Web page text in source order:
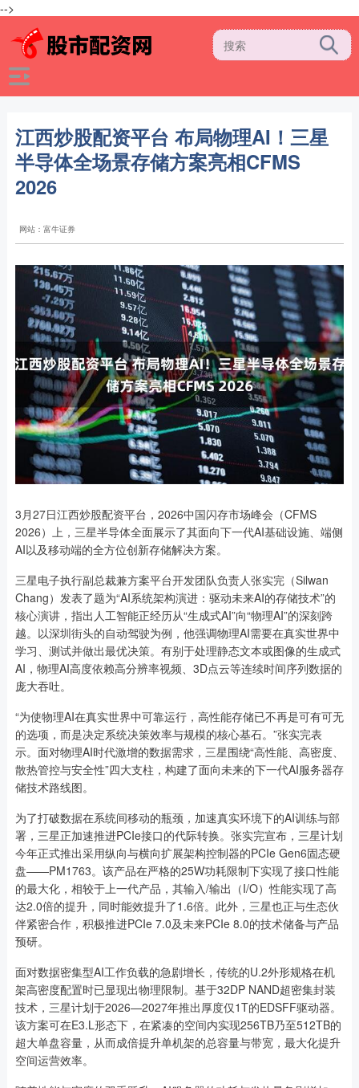
-->
江西炒股配资平台 布局物理AI！三星
半导体全场景存储方案亮相CFMS
2026
网站：富牛证券
3月27日江西炒股配资平台，2026中国闪存市场峰会（CFMS
2026）上，三星半导体全面展示了其面向下一代AI基础设施、端侧
AI以及移动端的全方位创新存储解决方案。
三星电子执行副总裁兼方案平台开发团队负责人张实完（Silwan
Chang）发表了题为“AI系统架构演进：驱动未来AI的存储技术”的
核心演讲，指出人工智能正经历从“生成式AI”向“物理AI”的深刻跨
越。以深圳街头的自动驾驶为例，他强调物理AI需要在真实世界中
学习、测试并做出最优决策。有别于处理静态文本或图像的生成式
AI，物理AI高度依赖高分辨率视频、3D点云等连续时间序列数据的
庞大吞吐。
“为使物理AI在真实世界中可靠运行，高性能存储已不再是可有可无
的选项，而是决定系统决策效率与规模的核心基石。”张实完表
示。面对物理AI时代激增的数据需求，三星围绕“高性能、高密度、
散热管控与安全性”四大支柱，构建了面向未来的下一代AI服务器存
储技术路线图。
为了打破数据在系统间移动的瓶颈，加速真实环境下的AI训练与部
署，三星正加速推进PCIe接口的代际转换。张实完宣布，三星计划
今年正式推出采用纵向与横向扩展架构控制器的PCIe Gen6固态硬
盘——PM1763。该产品在严格的25W功耗限制下实现了接口性能
的最大化，相较于上一代产品，其输入/输出（I/O）性能实现了高
达2.0倍的提升，同时能效提升了1.6倍。此外，三星也正与生态伙
伴紧密合作，积极推进PCIe 7.0及未来PCIe 8.0的技术储备与产品
预研。
面对数据密集型AI工作负载的急剧增长，传统的U.2外形规格在机
架高密度配置时已显现出物理限制。基于32DP NAND超密集封装
技术，三星计划于2026—2027年推出厚度仅1T的EDSFF驱动器。
该方案可在E3.L形态下，在紧凑的空间内实现256TB乃至512TB的
超大单盘容量，从而成倍提升单机架的总容量与带宽，最大化提升
空间运营效率。